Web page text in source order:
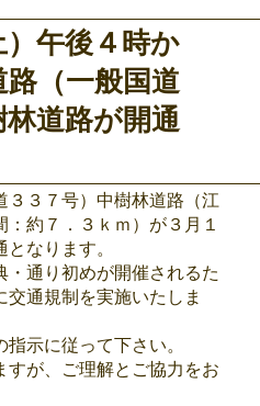
）午後４時か
路（一般国道
林道路が開通
３３７号）中樹林道路（江
約７．３ｋｍ）が３月１
なります。
・通り初めが開催されるた
通規制を実施いたしま
示に従って下さい。
すが、ご理解とご協力をお